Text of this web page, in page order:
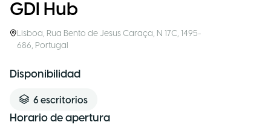
GDI Hub
Lisboa, Rua Bento de Jesus Caraça, N 17C, 1495-
686, Portugal
Disponibilidad
6 escritorios
Horario de apertura